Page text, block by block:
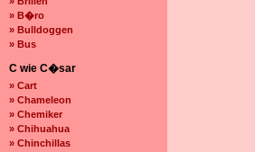
» B�ro
» Bulldoggen
» Bus
C wie C�sar
» Cart
» Chameleon
» Chemiker
» Chihuahua
» Chinchillas